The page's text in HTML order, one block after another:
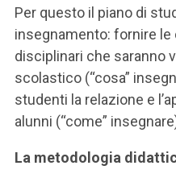
Per questo il piano di
insegnamento: fornire
disciplinari che saranno
scolastico (“cosa”
studenti la relazione e
alunni (“come”
La metodologia